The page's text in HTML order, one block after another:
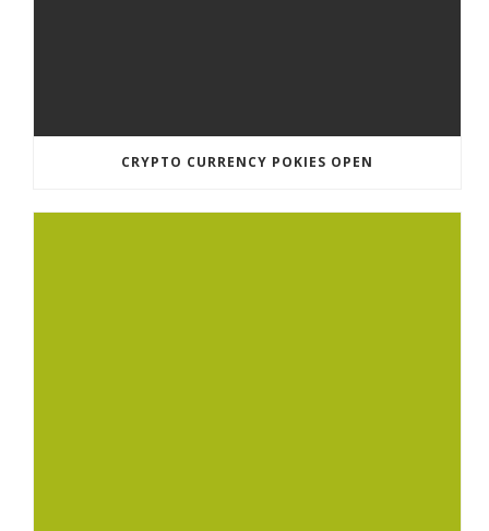
CRYPTO CURRENCY POKIES OPEN